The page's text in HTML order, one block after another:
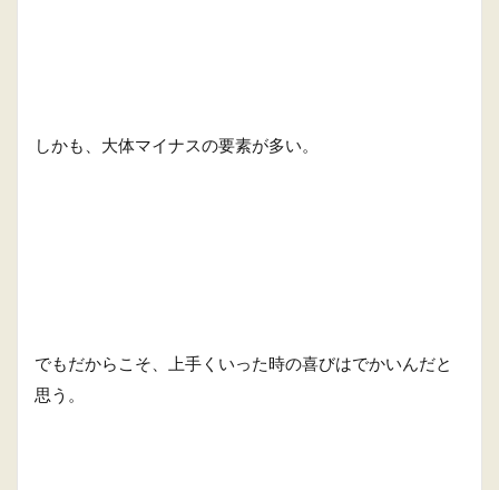
しかも、大体マイナスの要素が多い。
でもだからこそ、上手くいった時の喜びはでかいんだと
思う。